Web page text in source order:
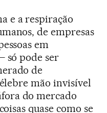
e a respiração
de empresas
em
só pode ser
de
mão invisível
do mercado
quase como se